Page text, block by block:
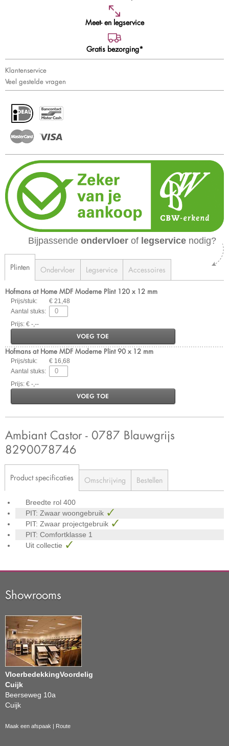
Meet- en legservice
Gratis bezorging*
Klantenservice
Veel gestelde vragen
Bijpassende ondervloer of legservice nodig?
Plinten Ondervloer Legservice Accessoires
Hofmans at Home MDF Moderne Plint 120 x 12 mm
Prijs/stuk:
€ 21,48
Aantal stuks:
Prijs: € -,--
VOEG TOE
Hofmans at Home MDF Moderne Plint 90 x 12 mm
Prijs/stuk:
€ 16,68
Aantal stuks:
Prijs: € -,--
VOEG TOE
Ambiant Castor - 0787 Blauwgrijs
8290078746
Product specificaties Omschrijving Bestellen
Breedte rol 400
PIT: Zwaar woongebruik
PIT: Zwaar projectgebruik
PIT: Comfortklasse 1
Uit collectie
Showrooms
VloerbedekkingVoordelig
Cuijk
Beerseweg 10a
Cuijk
Maak een afspaak | Route